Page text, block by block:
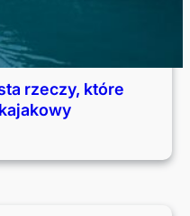
rzeczy, które